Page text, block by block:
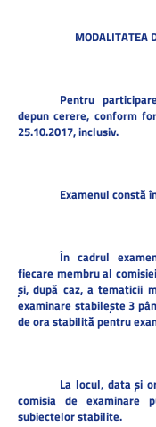
MODALITATEA
Pentru
depun cerere, conform
25.10.2017, inclusiv.
Examenul constă
În cadrul
fiecare membru al
şi, după caz, a tematicii
examinare stabileşte 3
de ora stabilită pentru
La locul, data şi
comisia de examinare
subiectelor stabilite.